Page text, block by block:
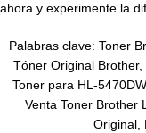
ahora y experimente la
Palabras clave: Toner
Tóner Original
Toner para HL-
Venta Toner Brother
Original,